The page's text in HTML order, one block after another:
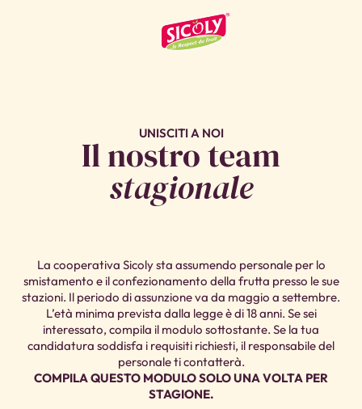
UNISCITI A NOI
Il nostro team
stagionale
La cooperativa Sicoly sta assumendo personale per lo
smistamento e il confezionamento della frutta presso le sue
stazioni. Il periodo di assunzione va da maggio a settembre.
L’età minima prevista dalla legge è di 18 anni. Se sei
interessato, compila il modulo sottostante. Se la tua
candidatura soddisfa i requisiti richiesti, il responsabile del
personale ti contatterà.
COMPILA QUESTO MODULO SOLO UNA VOLTA PER
STAGIONE.